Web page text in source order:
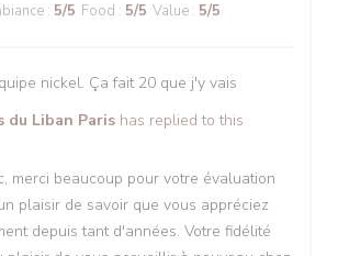
: 5/5 Food : 5/5 Value : 5/5
nickel. Ça fait 20 que j'y vais
du Liban Paris has replied to this
merci beaucoup pour votre évaluation
un plaisir de savoir que vous appréciez
depuis tant d'années. Votre fidélité